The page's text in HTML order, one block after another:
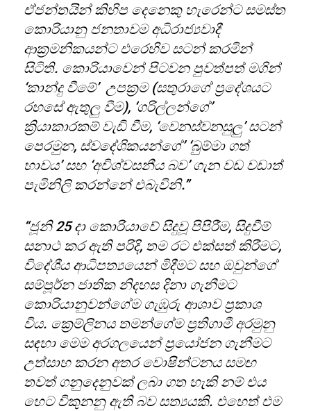
ඒජන්තයින් කිහිප දෙනෙකු හැරෙන්ට සමස්ත
කොරියානු ජනතාවම අධිරාජ්‍යවාදී
ආක්‍රමනිකයන්ට එරෙහිව සටන් කරමින්
සිටිති. කොරියාවෙන් පිටවන පුවත්පත් මගින්
‘කාන්දු වීමේ’ උපක්‍රම (සතුරාගේ ප්‍රදේශයට
රහසේ ඇතුලු වීම), ‘ගරිල්ලන්ගේ’
ක්‍රියාකාරකම් වැඩි වීම, ‘වෙනස්වනසුලු’ සටන්
පෙරමුන, ස්වදේශිකයන්ගේ’ ‘බුම්මා ගත්
භාවය’ සහ ‘අවිශ්වසනීය බව’ ගැන වඩ වඩාත්
පැමිනිලි කරන්නේ එබැවිනි.”
“ජූනි 25 දා කොරියාවේ සිදුවූ පිපිරීම, සිදුවීම්
සනාථ කර ඇති පරිදි, තම රට එක්සත් කිරීමට,
විදේශීය ආධිපත්‍යයෙන් මිදීමට සහ ඔවුන්ගේ
සම්පූර්න ජාතික නිදහස දිනා ගැනීමට
කොරියානුවන්ගේම ගැඹුරු ආශාව ප්‍රකාශ
විය. ක්‍රෙම්ලිනය තමන්ගේම ප්‍රතිගාමී අරමුනු
සඳහා මෙම අරගලයෙන් ප්‍රයෝජන ගැනීමට
උත්සාහ කරන අතර වොෂින්ටනය සමඟ
තවත් ගනුදෙනුවක් ලබා ගත හැකි නම් එය
හෙට විකුනනු ඇති බව සත්‍යයකි. එහෙත් එම